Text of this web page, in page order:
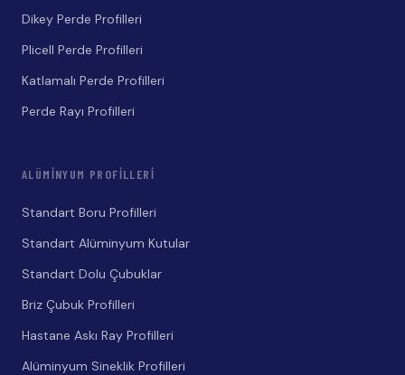
Dikey Perde Profilleri
Plicell Perde Profilleri
Katlamalı Perde Profilleri
Perde Rayı Profilleri
ALÜMINYUM PROFILLERI
Standart Boru Profilleri
Standart Alüminyum Kutular
Standart Dolu Çubuklar
Briz Çubuk Profilleri
Hastane Askı Ray Profilleri
Alüminyum Sineklik Profilleri